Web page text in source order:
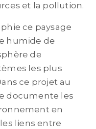
et la pollution.
ce paysage
humide de
de
les plus
ce projet au
documente les
en
liens entre